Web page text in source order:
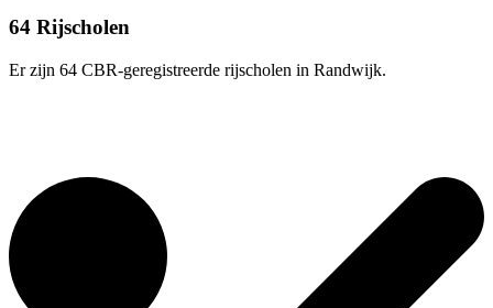
64 Rijscholen
Er zijn 64 CBR-geregistreerde rijscholen in Randwijk.